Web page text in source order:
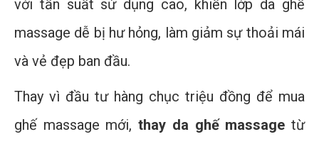
với tần suất sử dụng cao, khiến lớp da ghế
massage dễ bị hư hỏng, làm giảm sự thoải mái
và vẻ đẹp ban đầu.
Thay vì đầu tư hàng chục triệu đồng để mua
ghế massage mới,thay da ghế massage từ